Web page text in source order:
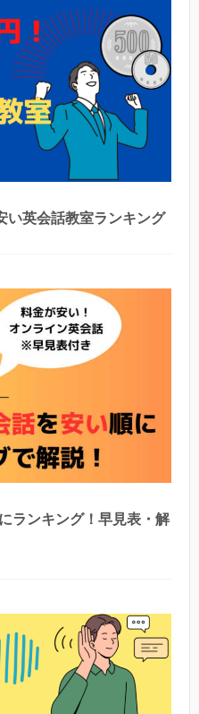
い英会話教室ランキング
ランキング！早見表・解